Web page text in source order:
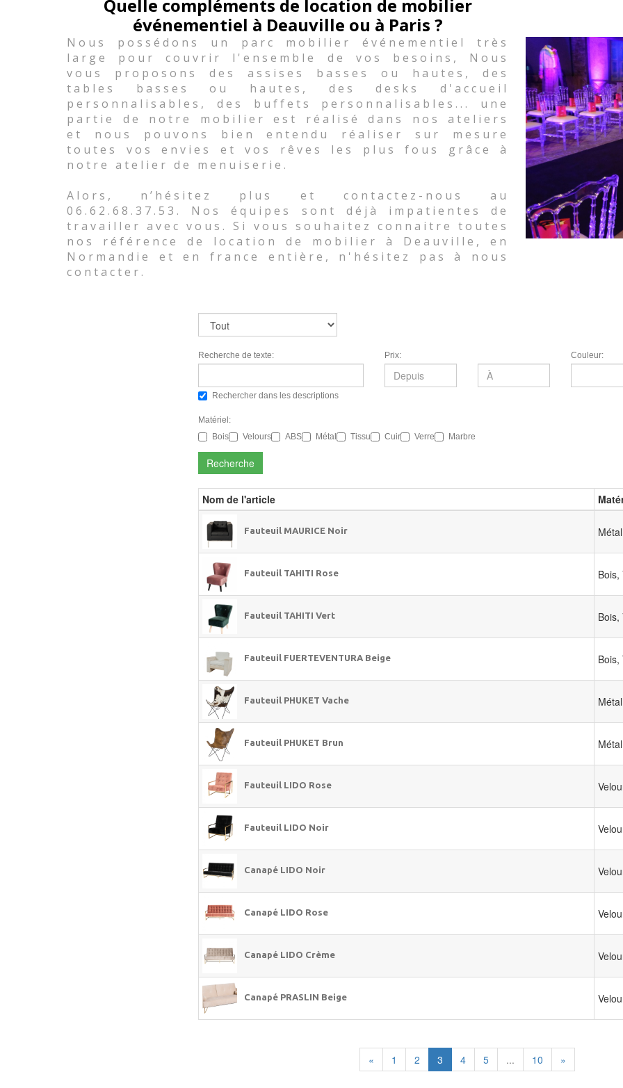
Quelle compléments de location de mobilier
événementiel à Deauville ou à Paris ?
Nous possédons un parc mobilier événementiel très
large pour couvrir l'ensemble de vos besoins, Nous
vous proposons des assises basses ou hautes, des
tables basses ou hautes, des desks d'accueil
personnalisables, des buffets personnalisables... une
partie de notre mobilier est réalisé dans nos ateliers
et nous pouvons bien entendu réaliser sur mesure
toutes vos envies et vos rêves les plus fous grâce à
notre atelier de menuiserie.
Alors, n’hésitez plus et contactez-nous au
06.62.68.37.53. Nos équipes sont déjà impatientes de
travailler avec vous. Si vous souhaitez connaitre toutes
nos référence de location de mobilier à Deauville, en
Normandie et en france entière, n'hésitez pas à nous
contacter.
Recherche de texte:
Rechercher dans les descriptions
Prix: Couleur:
Matériel:
Bois
Velours ABS Métal Tissu Cuir Verre Marbre
Recherche
Nom de l'article
Fauteuil MAURICE Noir
Fauteuil TAHITI Rose Bois,
Fauteuil TAHITI Vert Bois,
Fauteuil FUERTEVENTURA Beige Bois,
Fauteuil PHUKET Vache
Fauteuil PHUKET Brun
Fauteuil LIDO Rose
Fauteuil LIDO Noir
Canapé LIDO Noir
Canapé LIDO Rose
Canapé LIDO Crème
Canapé PRASLIN Beige
« 1 2 3 4 5 ... 10 »